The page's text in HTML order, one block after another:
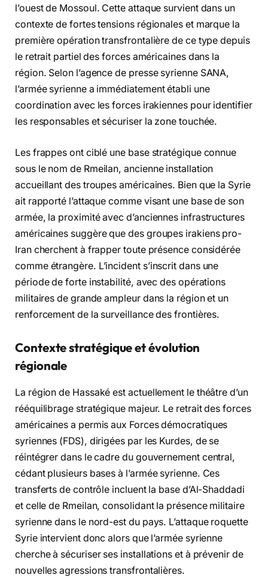
l’ouest de Mossoul. Cette attaque survient dans un
contexte de fortes tensions régionales et marque la
première opération transfrontalière de ce type depuis
le retrait partiel des forces américaines dans la
région. Selon l’agence de presse syrienne SANA,
l’armée syrienne a immédiatement établi une
coordination avec les forces irakiennes pour identifier
les responsables et sécuriser la zone touchée.
Les frappes ont ciblé une base stratégique connue
sous le nom de Rmeilan, ancienne installation
accueillant des troupes américaines. Bien que la Syrie
ait rapporté l’attaque comme visant une base de son
armée, la proximité avec d’anciennes infrastructures
américaines suggère que des groupes irakiens pro-
Iran cherchent à frapper toute présence considérée
comme étrangère. L’incident s’inscrit dans une
période de forte instabilité, avec des opérations
militaires de grande ampleur dans la région et un
renforcement de la surveillance des frontières.
Contexte stratégique et évolution
régionale
La région de Hassaké est actuellement le théâtre d’un
rééquilibrage stratégique majeur. Le retrait des forces
américaines a permis aux Forces démocratiques
syriennes (FDS), dirigées par les Kurdes, de se
réintégrer dans le cadre du gouvernement central,
cédant plusieurs bases à l’armée syrienne. Ces
transferts de contrôle incluent la base d’Al-Shaddadi
et celle de Rmeilan, consolidant la présence militaire
syrienne dans le nord-est du pays. L’attaque roquette
Syrie intervient donc alors que l’armée syrienne
cherche à sécuriser ses installations et à prévenir de
nouvelles agressions transfrontalières.